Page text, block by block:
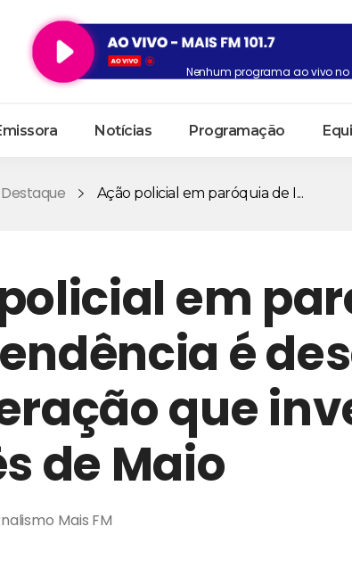
Nenhum programa ao vivo
Notícias Programação
Destaque Ação policial em paróquia de I...
em
é
que
de Maio
Mais FM